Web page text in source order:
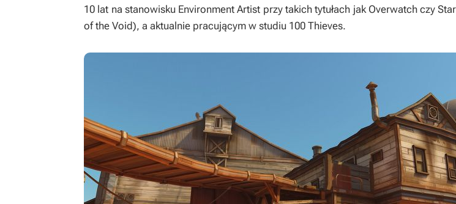
10 lat na stanowisku Environment Artist przy takich tytułach jak Overwatchczy
of the Void), a aktualnie pracującym w studiu 100 Thieves.